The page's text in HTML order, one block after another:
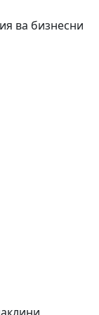
ва бизнесни